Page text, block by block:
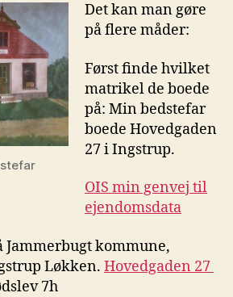
Det kan man gøre
på flere måder:
Først finde hvilket
matrikel de boede
på: Min bedstefar
boede Hovedgaden
27 i Ingstrup.
OIS min genvej til
ejendomsdata
Jammerbugt kommune,
Løkken. Hovedgaden 27
7h